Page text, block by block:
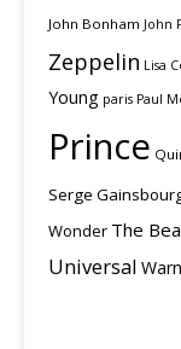
John Bonham John
Zeppelin Lisa
Young paris Paul
Prince
Serge
Wonder The
Universal